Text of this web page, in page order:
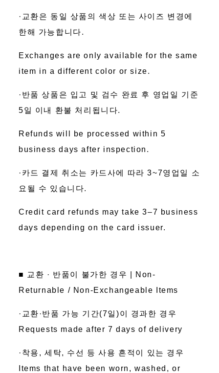
·교환은 동일 상품의 색상 또는 사이즈 변경에
한해 가능합니다.
Exchanges are only available for the same
item in a different color or size.
·반품 상품은 입고 및 검수 완료 후 영업일 기준
5일 이내 환불 처리됩니다.
Refunds will be processed within 5
business days after inspection.
·카드 결제 취소는 카드사에 따라 3~7영업일 소
요될 수 있습니다.
Credit card refunds may take 3–7 business
days depending on the card issuer.
■ 교환 · 반품이 불가한 경우 | Non-
Returnable / Non-Exchangeable Items
·교환·반품 가능 기간(7일)이 경과한 경우
Requests made after 7 days of delivery
·착용, 세탁, 수선 등 사용 흔적이 있는 경우
Items that have been worn, washed, or